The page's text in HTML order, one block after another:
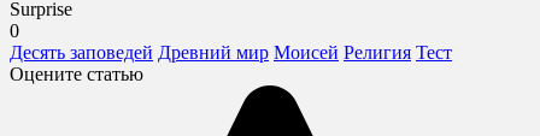
Surprise
0
Десять заповедей Древний мир Моисей Религия Тест
Оцените статью